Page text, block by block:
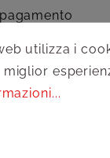
utilizza i